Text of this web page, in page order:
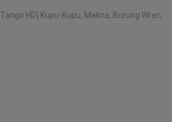
[Tango HD] Kupu-Kupu, Makna, Burung Wren,